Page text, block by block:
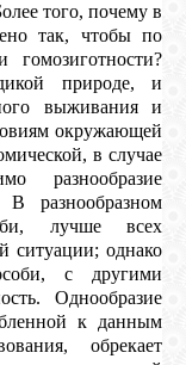
того, почему в
так, чтобы по
природе, и
выживания и
окружающей
в случае
разнообразие
разнообразном
лучше всех
ситуации; однако
с другими
Однообразие
к данным
обрекает